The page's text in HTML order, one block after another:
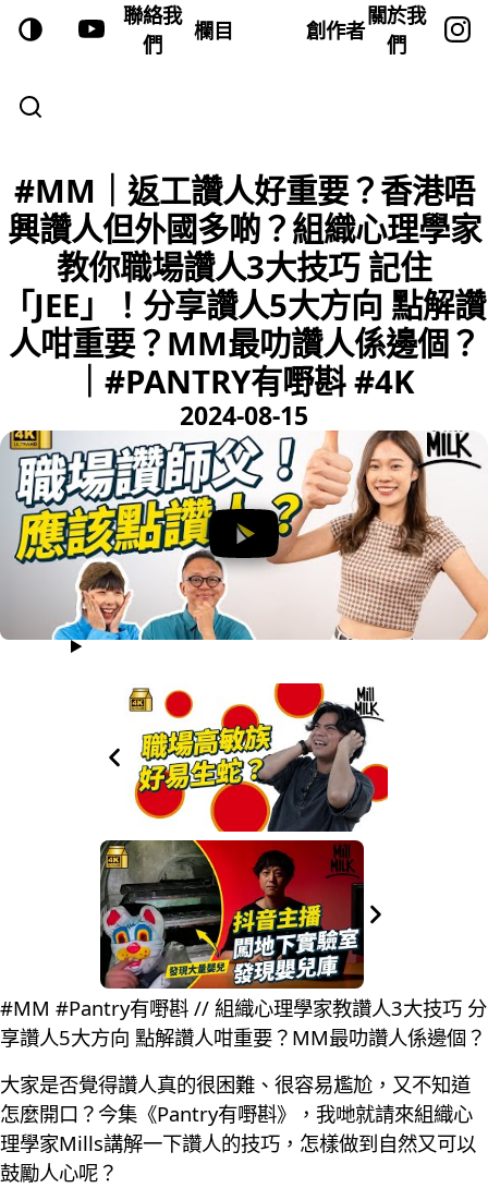
聯絡我
們
欄目 創作者
關於我
們
#MM｜返工讚人好重要？香港唔
興讚人但外國多啲？組織心理學家
教你職場讚人3大技巧 記住
「JEE」！分享讚人5大方向 點解讚
人咁重要？MM最叻讚人係邊個？
｜#PANTRY有嘢斟 #4K
2024-08-15
#MM #Pantry有嘢斟 // 組織心理學家教讚人3大技巧 分
享讚人5大方向 點解讚人咁重要？MM最叻讚人係邊個？
大家是否覺得讚人真的很困難、很容易尷尬，又不知道
怎麼開口？今集《Pantry有嘢斟》，我哋就請來組織心
理學家Mills講解一下讚人的技巧，怎樣做到自然又可以
鼓勵人心呢？